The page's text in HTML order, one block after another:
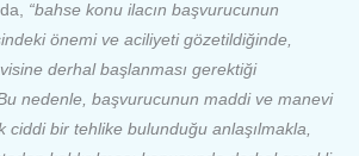
“bahse konu ilacın başvurucunun
önemi ve aciliyeti gözetildiğinde,
derhal başlanması gerektiği
nedenle, başvurucunun maddi ve manevi
ciddi bir tehlike bulunduğu anlaşılmakla,